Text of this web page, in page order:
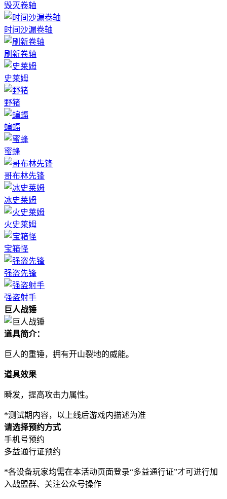
毁灭卷轴
时间沙漏卷轴
刷新卷轴
史莱姆
野猪
蝙蝠
蜜蜂
哥布林先锋
冰史莱姆
火史莱姆
宝箱怪
强盗先锋
强盗射手
巨人战锤
道具简介：
巨人的重锤，拥有开山裂地的威能。
道具效果
瞬发，提高攻击力属性。
*测试期内容，以上线后游戏内描述为准
请选择预约方式
手机号预约
多益通行证预约
*各设备玩家均需在本活动页面登录“多益通行证”才可进行加
入战盟群、关注公众号操作